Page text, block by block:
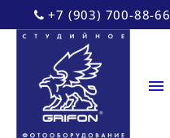
+7 (903) 700-88-66
